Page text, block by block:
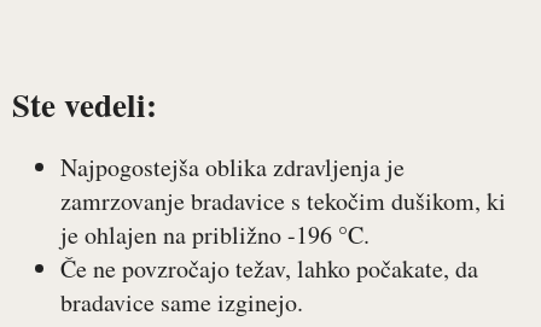
Ste vedeli:
Najpogostejša oblika zdravljenja je
zamrzovanje bradavice s tekočim dušikom, ki
je ohlajen na približno -196 °C.
Če ne povzročajo težav, lahko počakate, da
bradavice same izginejo.